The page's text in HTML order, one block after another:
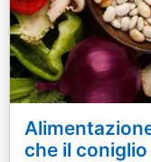
che il